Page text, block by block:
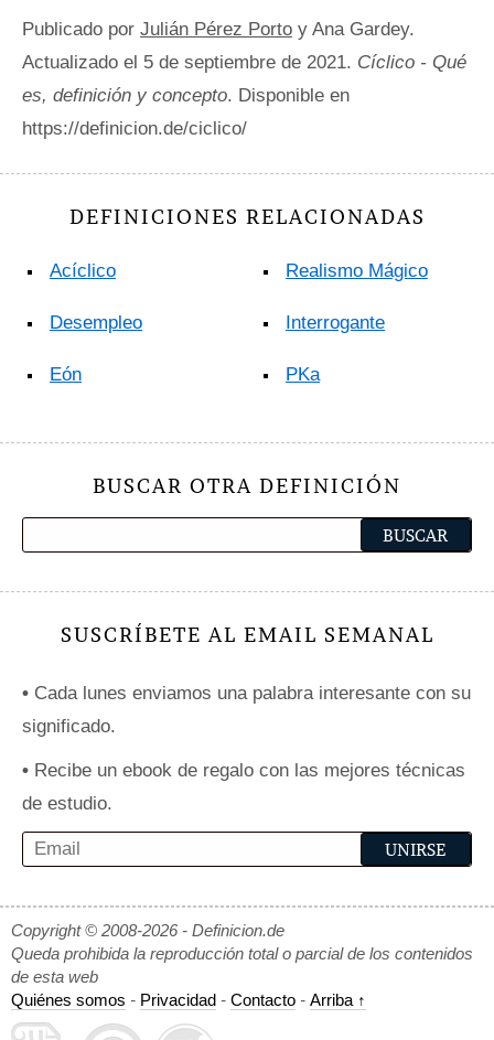
Publicado por Julián Pérez Porto y Ana Gardey.
Actualizado el 5 de septiembre de 2021. Cíclico - Qué
es, definición y concepto. Disponible en
https://definicion.de/ciclico/
DEFINICIONES RELACIONADAS
Acíclico
Desempleo
Eón
Realismo Mágico
Interrogante
PKa
BUSCAR OTRA DEFINICIÓN
SUSCRÍBETE AL EMAIL SEMANAL
• Cada lunes enviamos una palabra interesante con su
significado.
• Recibe un ebook de regalo con las mejores técnicas
de estudio.
Copyright © 2008-2026 - Definicion.de
Queda prohibida la reproducción total o parcial de los contenidos
de esta web
Quiénes somos - Privacidad - Contacto - Arriba ↑